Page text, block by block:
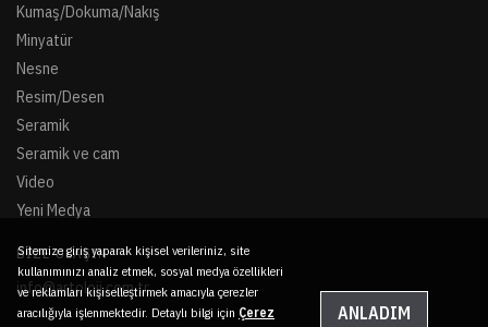
Kumaş/Dokuma/Nakış
Minyatür
Nesne
Resim/Desen
Seramik
Seramik ve cam
Video
Yeni Medya
BIZE ULAŞIN
info@artoloji.com.tr
Sitemize giriş yaparak kişisel verileriniz, site
kullanımınızı analiz etmek, sosyal medya özellikleri
ve reklamları kişiselleştirmek amacıyla çerezler
aracılığıyla işlenmektedir. Detaylı bilgi için Çerez
ANLADIM